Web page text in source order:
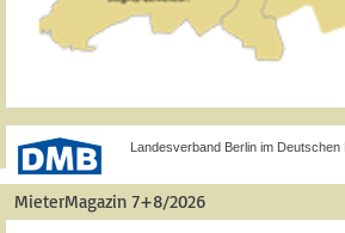
Landesverband Berlin im Deutschen
MieterMagazin 7+8/2026